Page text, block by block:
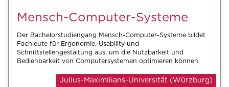
Mensch-Computer-Systeme
Der Bachelorstudiengang Mensch-Computer-Systeme bildet
Fachleute für Ergonomie, Usability und
Schnittstellengestaltung aus, um die Nutzbarkeit und
Bedienbarkeit von Computersystemen optimieren können.
Julius-Maximilians-Universität (Würzburg)